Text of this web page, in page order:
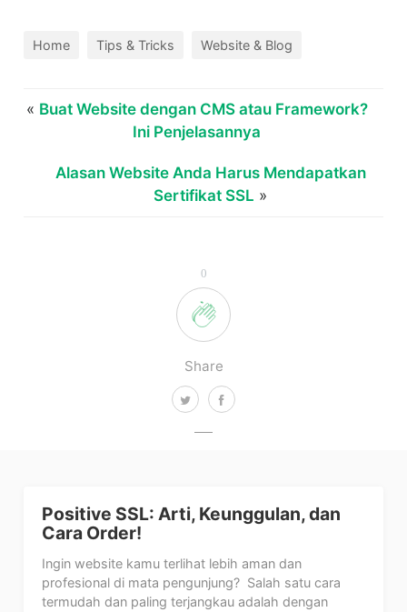
0
Share
Home Tips & Tricks Website & Blog
« Buat Website dengan CMS atau Framework?
Ini Penjelasannya
Alasan Website Anda Harus Mendapatkan
Sertifikat SSL »
Positive SSL: Arti, Keunggulan, dan
Cara Order!
Ingin website kamu terlihat lebih aman dan
profesional di mata pengunjung? Salah satu cara
termudah dan paling terjangkau adalah dengan